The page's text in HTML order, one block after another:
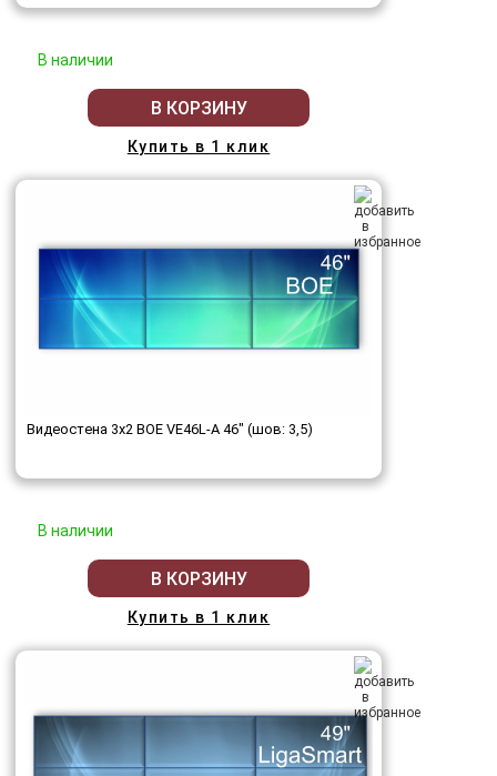
В наличии
В КОРЗИНУ
Купить в 1 клик
Видеостена 3x2 BOE VE46L-A 46" (шов: 3,5)
В наличии
В КОРЗИНУ
Купить в 1 клик